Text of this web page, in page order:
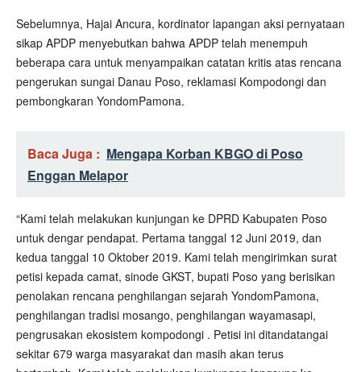
Sebelumnya, Hajai Ancura, kordinator lapangan aksi pernyataan
sikap APDP menyebutkan bahwa APDP telah menempuh
beberapa cara untuk menyampaikan catatan kritis atas rencana
pengerukan sungai Danau Poso, reklamasi Kompodongi dan
pembongkaran YondomPamona.
Baca Juga : Mengapa Korban KBGO di Poso
Enggan Melapor
“Kami telah melakukan kunjungan ke DPRD Kabupaten Poso
untuk dengar pendapat. Pertama tanggal 12 Juni 2019, dan
kedua tanggal 10 Oktober 2019. Kami telah mengirimkan surat
petisi kepada camat, sinode GKST, bupati Poso yang berisikan
penolakan rencana penghilangan sejarah YondomPamona,
penghilangan tradisi mosango, penghilangan wayamasapi,
pengrusakan ekosistem kompodongi . Petisi ini ditandatangai
sekitar 679 warga masyarakat dan masih akan terus